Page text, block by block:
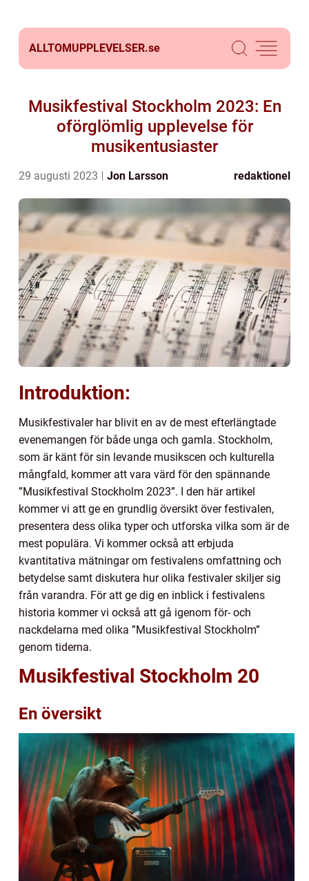
ALLTOMUPPLEVELSER.se
Musikfestival Stockholm 2023: En
oförglömlig upplevelse för
musikentusiaster
29 augusti 2023 Jon Larsson redaktionel
Introduktion:
Musikfestivaler har blivit en av de mest efterlängtade
evenemangen för både unga och gamla. Stockholm,
som är känt för sin levande musikscen och kulturella
mångfald, kommer att vara värd för den spännande
”Musikfestival Stockholm 2023”. I den här artikel
kommer vi att ge en grundlig översikt över festivalen,
presentera dess olika typer och utforska vilka som är de
mest populära. Vi kommer också att erbjuda
kvantitativa mätningar om festivalens omfattning och
betydelse samt diskutera hur olika festivaler skiljer sig
från varandra. För att ge dig en inblick i festivalens
historia kommer vi också att gå igenom för- och
nackdelarna med olika ”Musikfestival Stockholm”
genom tiderna.
Musikfestival Stockholm 20
En översikt